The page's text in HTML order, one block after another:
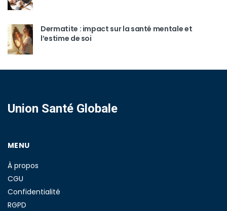
Dermatite : impact sur la santé mentale et
l’estime de soi
Union Santé Globale
MENU
À propos
CGU
Confidentialité
RGPD